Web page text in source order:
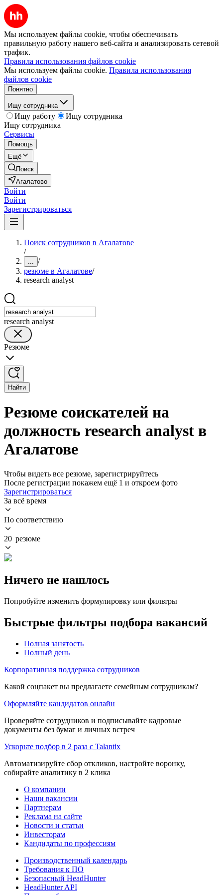
Мы используем файлы cookie, чтобы обеспечивать
правильную работу нашего веб-сайта и анализировать сетевой
трафик.
Правила использования файлов cookie
Мы используем файлы cookie. Правила использования
файлов cookie
Понятно
Ищу сотрудника
Ищу работу
Ищу сотрудника
Ищу сотрудника
Сервисы
Помощь
Ещё
Поиск
Агалатово
Войти
Войти
Зарегистрироваться
Поиск сотрудников в Агалатове
/
... /
резюме в Агалатове/
research analyst
research analyst
Резюме
Найти
Резюме соискателей на
должность research analyst в
Агалатове
Чтобы видеть все резюме, зарегистрируйтесь
После регистрации покажем ещё 1 и откроем фото
Зарегистрироваться
За всё время
По соответствию
20 резюме
Ничего не нашлось
Попробуйте изменить формулировку или фильтры
Быстрые фильтры подбора вакансий
Полная занятость
Полный день
Корпоративная поддержка сотрудников
Какой соцпакет вы предлагаете семейным сотрудникам?
Оформляйте кандидатов онлайн
Проверяйте сотрудников и подписывайте кадровые
документы без бумаг и личных встреч
Ускорьте подбор в 2 раза с Talantix
Автоматизируйте сбор откликов, настройте воронку,
собирайте аналитику в 2 клика
О компании
Наши вакансии
Партнерам
Реклама на сайте
Новости и статьи
Инвесторам
Кандидаты по профессиям
Производственный календарь
Требования к ПО
Безопасный HeadHunter
HeadHunter API